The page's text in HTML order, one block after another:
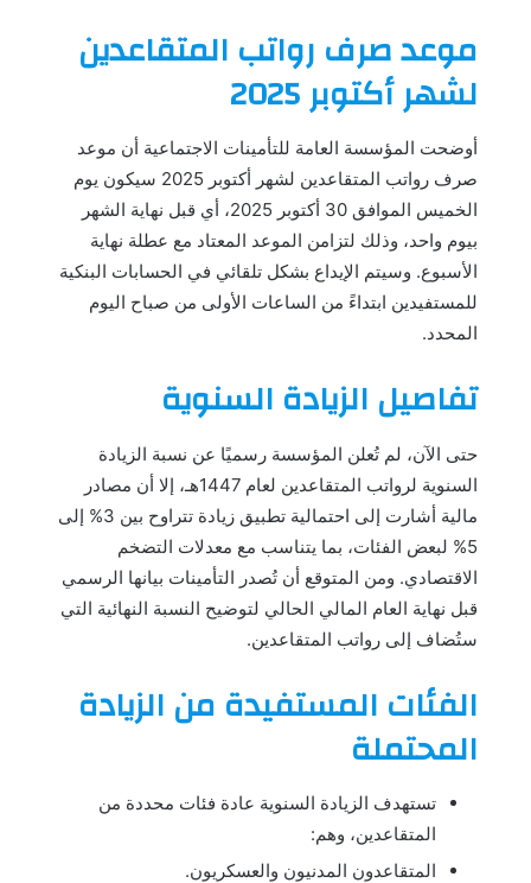
موعد صرف رواتب المتقاعدين
لشهر أكتوبر 2025
أوضحت المؤسسة العامة للتأمينات الاجتماعية أن موعد
صرف رواتب المتقاعدين لشهر أكتوبر 2025 سيكون يوم
الخميس الموافق 30 أكتوبر 2025، أي قبل نهاية الشهر
بيوم واحد، وذلك لتزامن الموعد المعتاد مع عطلة نهاية
الأسبوع. وسيتم الإيداع بشكل تلقائي في الحسابات البنكية
للمستفيدين ابتداءً من الساعات الأولى من صباح اليوم
المحدد.
تفاصيل الزيادة السنوية
حتى الآن، لم تُعلن المؤسسة رسميًا عن نسبة الزيادة
السنوية لرواتب المتقاعدين لعام 1447هـ، إلا أن مصادر
مالية أشارت إلى احتمالية تطبيق زيادة تتراوح بين 3% إلى
5% لبعض الفئات، بما يتناسب مع معدلات التضخم
الاقتصادي. ومن المتوقع أن تُصدر التأمينات بيانها الرسمي
قبل نهاية العام المالي الحالي لتوضيح النسبة النهائية التي
ستُضاف إلى رواتب المتقاعدين.
الفئات المستفيدة من الزيادة
المحتملة
تستهدف الزيادة السنوية عادة فئات محددة من
المتقاعدين، وهم:
المتقاعدون المدنيون والعسكريون.